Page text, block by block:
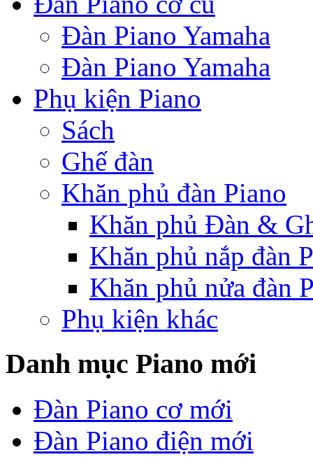
Đàn Piano Yamaha
Đàn Piano Yamaha
Phụ kiện Piano
Sách
Ghế đàn
Khăn phủ đàn Piano
Khăn phủ Đàn &
Khăn phủ nắp đàn
Khăn phủ nửa đàn
Phụ kiện khác
Danh mục Piano mới
Đàn Piano cơ mới
Đàn Piano điện mới